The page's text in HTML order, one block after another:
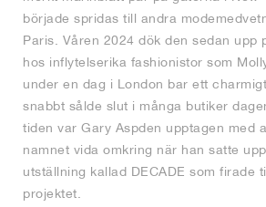
började spridas till andra
Paris. Våren 2024 dök den sedan upp
hos inflytelserika fashionistor som
under en dag i London bar ett
snabbt sålde slut i många butiker
tiden var Gary Aspden upptagen med
namnet vida omkring när han satte
utställning kallad DECADE som firade
projektet.